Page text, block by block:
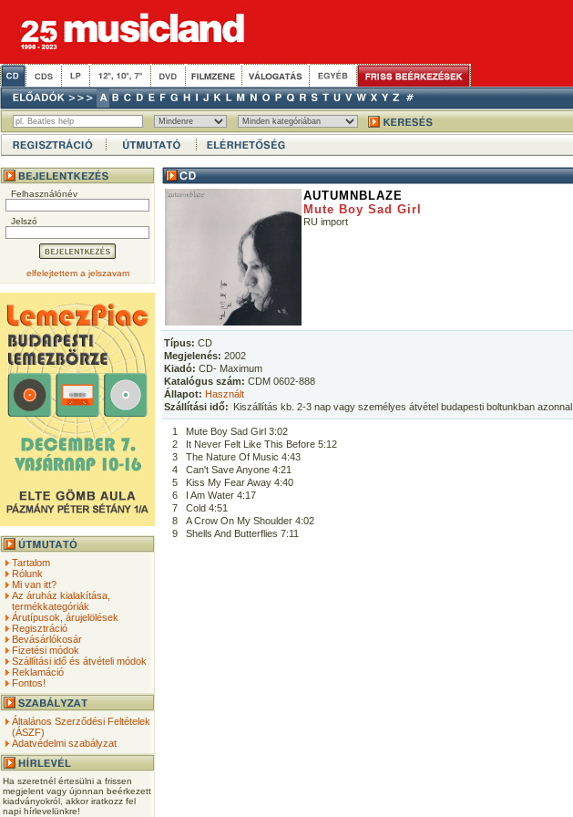
Felhasználónév
Jelszó
elfelejtettem a jelszavam
Tartalom
Rólunk
Mi van itt?
Az áruház kialakítása,
termékkategóriák
Árutípusok, árujelölések
Regisztráció
Bevásárlókosár
Fizetési módok
Szállítási idő és átvételi módok
Reklamáció
Fontos!
Általános Szerződési Feltételek
(ÁSZF)
Adatvédelmi szabályzat
Ha szeretnél értesülni a frissen
megjelent vagy újonnan beérkezett
kiadványokról, akkor iratkozz fel
napi hírlevelünkre!
AUTUMNBLAZE
Mute Boy Sad Girl
RU import
Típus: CD
Megjelenés: 2002
Kiadó: CD- Maximum
Katalógus szám: CDM 0602-888
Állapot: Használt
Szállítási idő: Kiszállítás kb. 2-3 nap vagy személyes átvétel budapesti boltunkban azonnal
1
Mute Boy Sad Girl 3:02
2
It Never Felt Like This Before 5:12
3
The Nature Of Music 4:43
4
Can't Save Anyone 4:21
5
Kiss My Fear Away 4:40
6
I Am Water 4:17
7
Cold 4:51
8
A Crow On My Shoulder 4:02
9
Shells And Butterflies 7:11